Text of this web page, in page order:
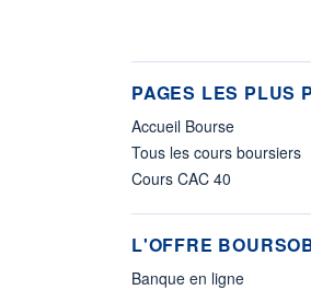
PAGES LES PLUS
Accueil Bourse
Tous les cours boursiers
Cours CAC 40
L'OFFRE
Banque en ligne